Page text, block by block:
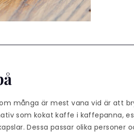
många är mest vana vid är att
som kokat kaffe i kaffepanna,
Dessa passar olika personer